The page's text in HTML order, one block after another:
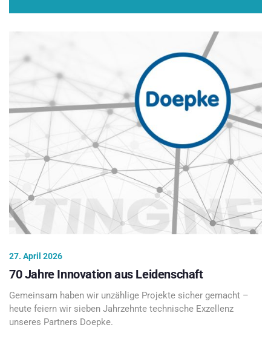
27. April 2026
70 Jahre Innovation aus Leidenschaft
Gemeinsam haben wir unzählige Projekte sicher gemacht –
heute feiern wir sieben Jahrzehnte technische Exzellenz
unseres Partners Doepke.